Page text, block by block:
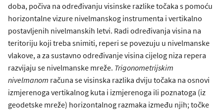
doba, počiva na određivanju visinske razlike točaka s pomoću
horizontalne vizure nivelmanskog instrumenta i vertikalno
postavljenih nivelmanskih letvi. Radi određivanja visina na
teritoriju koji treba snimiti, reperi se povezuju u nivelmanske
vlakove, a za sustavno određivanje visina cijelog niza repera
razvijaju se nivelmanske mreže. Trigonometrijskim
nivelmanom računa se visinska razlika dviju točaka na osnovi
izmjerenoga vertikalnog kuta i izmjerenoga ili poznatoga (iz
geodetske mreže) horizontalnog razmaka između njih; točke